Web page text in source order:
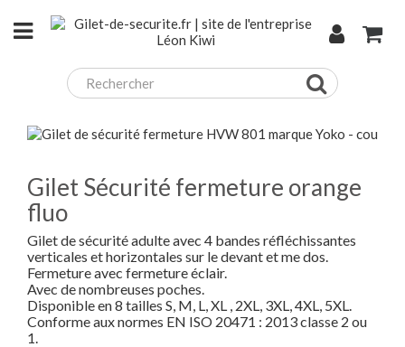
Gilet Sécurité fermeture orange
fluo
Gilet de sécurité adulte avec 4 bandes réfléchissantes
verticales et horizontales sur le devant et me dos.
Fermeture avec fermeture éclair.
Avec de nombreuses poches.
Disponible en 8 tailles S, M, L, XL , 2XL, 3XL, 4XL, 5XL.
Conforme aux normes EN ISO 20471 : 2013 classe 2 ou
1.